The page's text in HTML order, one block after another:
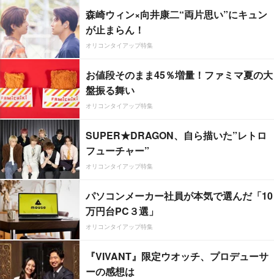
森崎ウィン×向井康二“両片思い”にキュン
が止まらん！
オリコンタイアップ特集
お値段そのまま45％増量！ファミマ夏の大
盤振る舞い
オリコンタイアップ特集
SUPER★DRAGON、自ら描いた”レトロ
フューチャー”
オリコンタイアップ特集
パソコンメーカー社員が本気で選んだ「10
万円台PC３選」
オリコンタイアップ特集
『VIVANT』限定ウオッチ、プロデューサ
ーの感想は